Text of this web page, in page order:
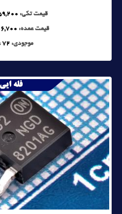
قیمت تکی:
قیمت عمده:
موجودی: 72